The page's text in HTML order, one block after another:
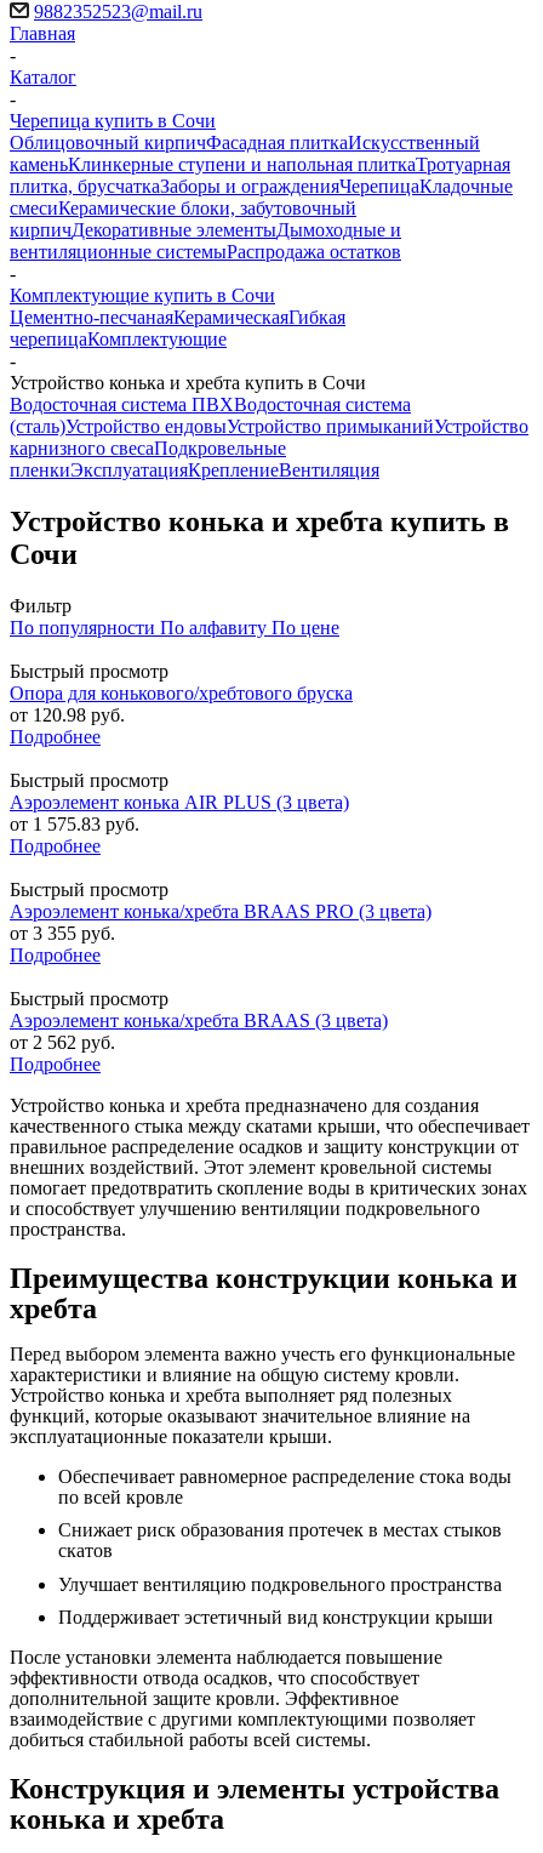
9882352523@mail.ru
Главная
-
Каталог
-
Черепица купить в Сочи
Облицовочный кирпичФасадная плиткаИскусственный
каменьКлинкерные ступени и напольная плиткаТротуарная
плитка, брусчаткаЗаборы и огражденияЧерепицаКладочные
смесиКерамические блоки, забутовочный
кирпичДекоративные элементыДымоходные и
вентиляционные системыРаспродажа остатков
-
Комплектующие купить в Сочи
Цементно-песчанаяКерамическаяГибкая
черепицаКомплектующие
-
Устройство конька и хребта купить в Сочи
Водосточная система ПВХВодосточная система
(сталь)Устройство ендовыУстройство примыканийУстройство
карнизного свесаПодкровельные
пленкиЭксплуатацияКреплениеВентиляция
Устройство конька и хребта купить в
Сочи
Фильтр
По популярности По алфавиту По цене
Быстрый просмотр
Опора для конькового/хребтового бруска
от 120.98 руб.
Подробнее
Быстрый просмотр
Аэроэлемент конька AIR PLUS (3 цвета)
от 1 575.83 руб.
Подробнее
Быстрый просмотр
Аэроэлемент конька/хребта BRAAS PRO (3 цвета)
от 3 355 руб.
Подробнее
Быстрый просмотр
Аэроэлемент конька/хребта BRAAS (3 цвета)
от 2 562 руб.
Подробнее
Устройство конька и хребта предназначено для создания
качественного стыка между скатами крыши, что обеспечивает
правильное распределение осадков и защиту конструкции от
внешних воздействий. Этот элемент кровельной системы
помогает предотвратить скопление воды в критических зонах
и способствует улучшению вентиляции подкровельного
пространства.
Преимущества конструкции конька и
хребта
Перед выбором элемента важно учесть его функциональные
характеристики и влияние на общую систему кровли.
Устройство конька и хребта выполняет ряд полезных
функций, которые оказывают значительное влияние на
эксплуатационные показатели крыши.
Обеспечивает равномерное распределение стока воды
по всей кровле
Снижает риск образования протечек в местах стыков
скатов
Улучшает вентиляцию подкровельного пространства
Поддерживает эстетичный вид конструкции крыши
После установки элемента наблюдается повышение
эффективности отвода осадков, что способствует
дополнительной защите кровли. Эффективное
взаимодействие с другими комплектующими позволяет
добиться стабильной работы всей системы.
Конструкция и элементы устройства
конька и хребта